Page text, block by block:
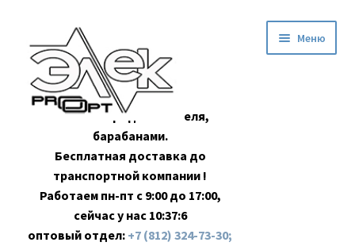
навигации
содержимому
Оптовая продажа кабеля,
барабанами.
Бесплатная доставка до
транспортной компании !
Работаем пн-пт с 9:00 до 17:00,
сейчас у нас 10:37:7
оптовый отдел: +7 (812) 324-73-30;
Меню